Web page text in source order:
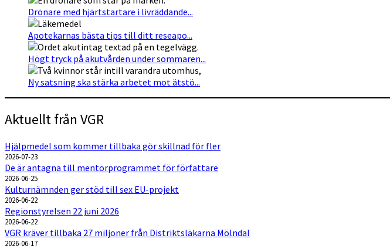
Drönare med hjärtstartare i livräddande...
Apotekarnas bästa tips till ditt reseapo...
Högt tryck på akutvården under sommaren...
Ny satsning ska stärka arbetet mot ätstö...
Aktuellt från VGR
Hjälpmedel som kommer tillbaka gör skillnad för fler
2026-07-23
De är antagna till mentorprogrammet för författare
2026-06-25
Kulturnämnden ger stöd till sex EU-projekt
2026-06-22
Regionstyrelsen 22 juni 2026
2026-06-22
VGR kräver tillbaka 27 miljoner från Distriktsläkarna Mölndal
2026-06-17